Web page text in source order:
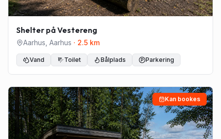
Shelter på Vestereng
Aarhus Aarhus · 2.5 km
Vand Toilet Bålplads Parkering
Kan bookes